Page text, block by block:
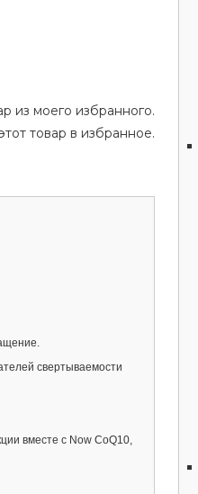
из моего избранного.
товар в избранное.
свертываемости
вместе с Now CoQ10,